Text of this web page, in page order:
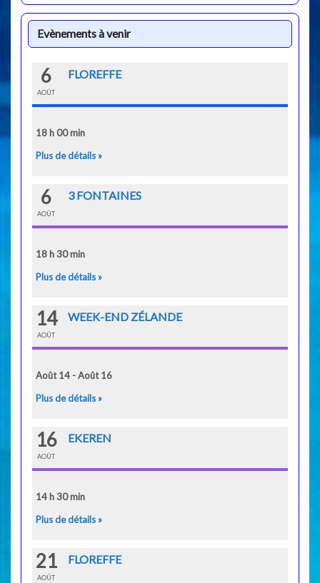
Evènements à venir
6
AOÛT
FLOREFFE
18 h 00 min
Plus de détails »
6
AOÛT
3 FONTAINES
18 h 30 min
Plus de détails »
14
AOÛT
WEEK-END ZÉLANDE
Août 14 - Août 16
Plus de détails »
16
AOÛT
EKEREN
14 h 30 min
Plus de détails »
21
AOÛT
FLOREFFE